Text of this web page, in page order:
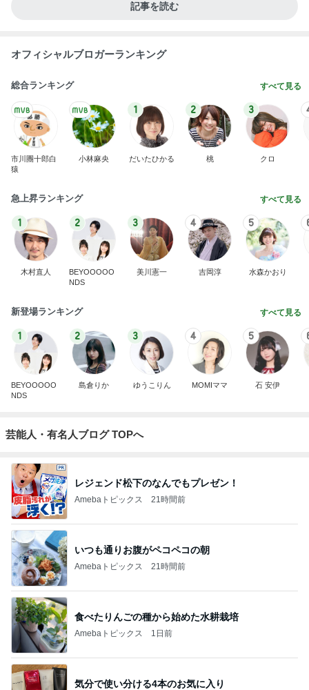
記事を読む
オフィシャルブロガーランキング
総合ランキング すべて見る
市川團十郎白
猿
小林麻央
1
だいたひかる
2
桃
3
クロ
急上昇ランキング すべて見る
1
木村直人
2
BEYOOOOO
NDS
3
美川憲一
4
吉岡淳
5
水森かおり
新登場ランキング すべて見る
1
BEYOOOOO
NDS
2
島倉りか
3
ゆうこりん
4
MOMIママ
5
石 安伊
芸能人・有名人ブログ TOPへ
レジェンド松下のなんでもプレゼン！
Amebaトピックス 21時間前
いつも通りお腹がペコペコの朝
Amebaトピックス 21時間前
食べたりんごの種から始めた水耕栽培
Amebaトピックス 1日前
気分で使い分ける4本のお気に入り